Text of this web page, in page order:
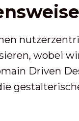
wobei
Driven